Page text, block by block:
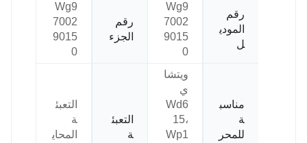
رقم
المودي
ل
Wg9
7002
9015
0
رقم
الجزء
Wg9
7002
9015
0
مناسب
ة
للمحر
ويتشا
ي
Wd6
15،
Wp1
التعبئ
ة
التعبئ
ة
المحاي